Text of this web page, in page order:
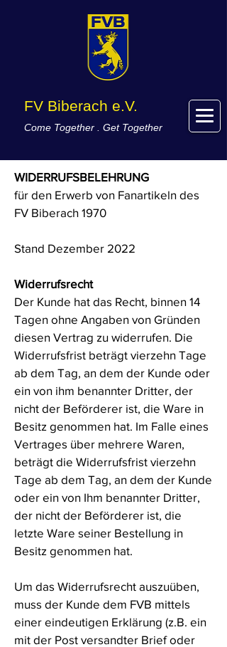
FV Biberach e.V.
Come Together . Get Together
WIDERRUFSBELEHRUNG
für den Erwerb von Fanartikeln des
FV Biberach 1970
Stand Dezember 2022
Widerrufsrecht
Der Kunde hat das Recht, binnen 14
Tagen ohne Angaben von Gründen
diesen Vertrag zu widerrufen. Die
Widerrufsfrist beträgt vierzehn Tage
ab dem Tag, an dem der Kunde oder
ein von ihm benannter Dritter, der
nicht der Beförderer ist, die Ware in
Besitz genommen hat. Im Falle eines
Vertrages über mehrere Waren,
beträgt die Widerrufsfrist vierzehn
Tage ab dem Tag, an dem der Kunde
oder ein von Ihm benannter Dritter,
der nicht der Beförderer ist, die
letzte Ware seiner Bestellung in
Besitz genommen hat.
Um das Widerrufsrecht auszuüben,
muss der Kunde dem FVB mittels
einer eindeutigen Erklärung (z.B. ein
mit der Post versandter Brief oder